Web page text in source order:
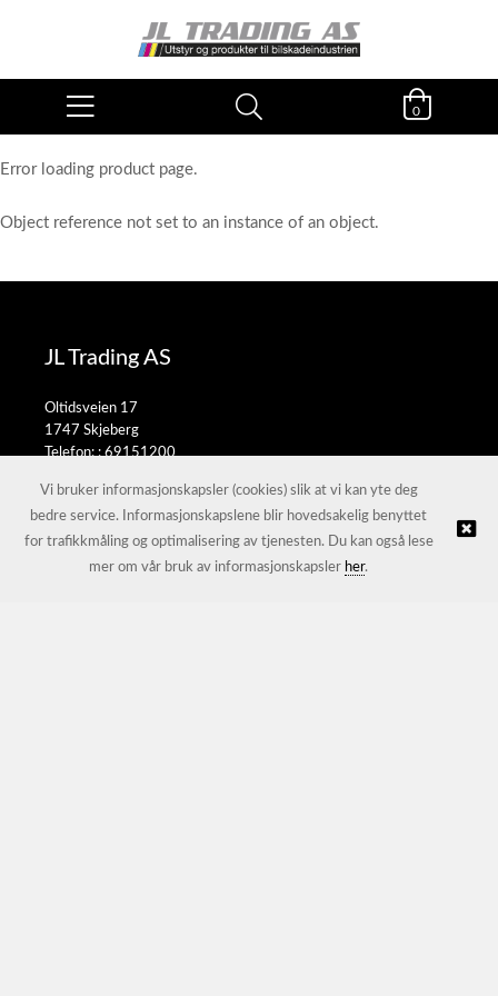
0
Error loading product page.
Object reference not set to an instance of an object.
JL Trading AS
Oltidsveien 17
1747 Skjeberg
Telefon: :69151200
© JL Trading AS |Nettbutikk levert av Kréatif
Vi bruker informasjonskapsler (cookies) slik at vi kan yte deg
bedre service. Informasjonskapslene blir hovedsakelig benyttet
for trafikkmåling og optimalisering av tjenesten. Du kan også lese
mer om vår bruk av informasjonskapsler her.